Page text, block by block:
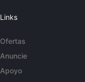
Links
Ofertas
Anuncie
Apoyo